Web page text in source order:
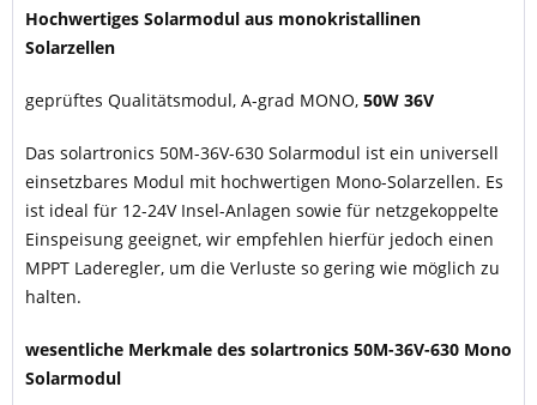
Hochwertiges Solarmodul aus monokristallinen
Solarzellen
geprüftes Qualitätsmodul, A-grad MONO, 50W 36V
Das solartronics 50M-36V-630 Solarmodul ist ein universell
einsetzbares Modul mit hochwertigen Mono-Solarzellen. Es
ist ideal für 12-24V Insel-Anlagen sowie für netzgekoppelte
Einspeisung geeignet, wir empfehlen hierfür jedoch einen
MPPT Laderegler, um die Verluste so gering wie möglich zu
halten.
wesentliche Merkmale des solartronics 50M-36V-630 Mono
Solarmodul